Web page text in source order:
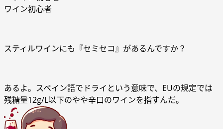
ワイン初心者
スティルワインにも『セミセコ』があるんですか？
あるよ。スペイン語でドライという意味で、EUの規定では
残糖量12g/L以下のやや辛口のワインを指すんだ。